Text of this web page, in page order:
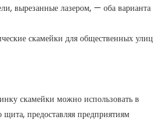
вырезанные лазером, — оба варианта
скамейки можно использовать в
предоставляя предприятиям